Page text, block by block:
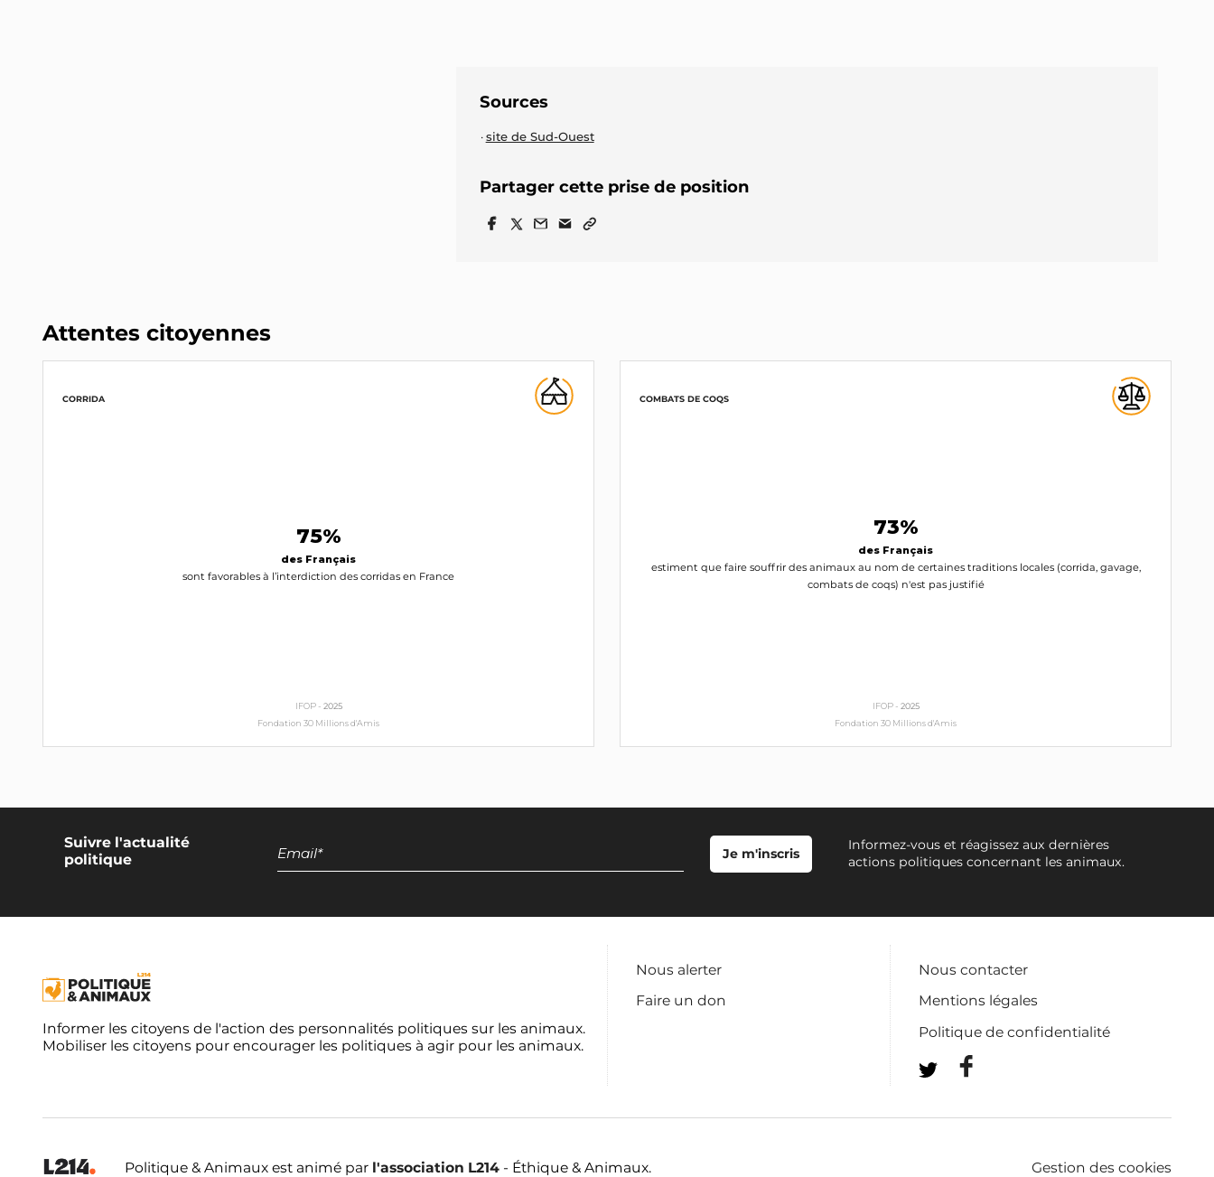
Sources
site de Sud-Ouest
Partager cette prise de position
Attentes citoyennes
CORRIDA
75%
des Français
sont favorables à l’interdiction des corridas en France
IFOP - 2025
Fondation 30 Millions d'Amis
COMBATS DE COQS
73%
des Français
estiment que faire souffrir des animaux au nom de certaines traditions locales (corrida, gavage,
combats de coqs) n'est pas justifié
IFOP - 2025
Fondation 30 Millions d'Amis
Suivre l'actualité
politique
Informez-vous et réagissez aux dernières
actions politiques concernant les animaux.
Informer les citoyens de l'action des personnalités politiques sur les animaux.
Mobiliser les citoyens pour encourager les politiques à agir pour les animaux.
Nous alerter
Faire un don
Nous contacter
Mentions légales
Politique de confidentialité
Politique & Animaux est animé par l'association L214 - Éthique & Animaux. Gestion des cookies